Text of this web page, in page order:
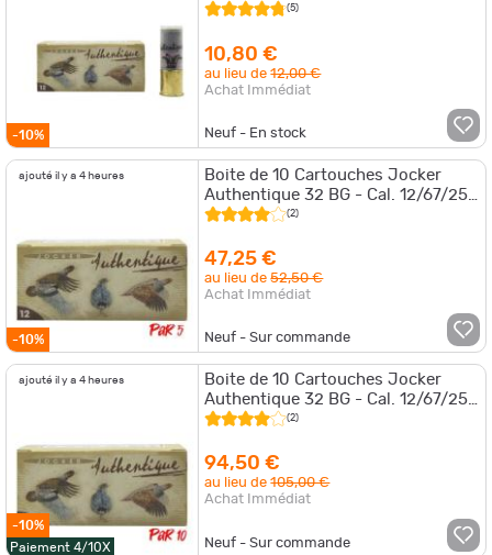
-10%
- 12NI / Par 1
(5)
10,80 €
au lieu de12,00 €
Achat Immédiat
Neuf - En stock
ajouté il y a 4 heures
-10%
Boite de 10 Cartouches Jocker
Authentique 32 BG - Cal. 12/67/25
- 10 NI / Par 5
(2)
47,25 €
au lieu de52,50 €
Achat Immédiat
Neuf - Sur commande
ajouté il y a 4 heures
-10%
Paiement 4/10X
Boite de 10 Cartouches Jocker
Authentique 32 BG - Cal. 12/67/25
- 10 NI / Par 10
(2)
94,50 €
au lieu de105,00 €
Achat Immédiat
Neuf - Sur commande